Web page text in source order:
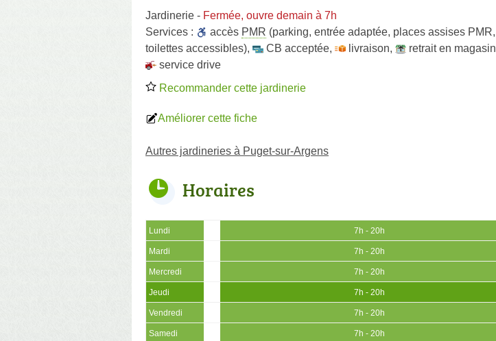
Jardinerie - Fermée, ouvre demain à 7h
Services :
accès PMR (parking, entrée adaptée, places assises PMR,
toilettes accessibles), CB acceptée, livraison, retrait en magasin
service drive
Recommander cette jardinerie
Améliorer cette fiche
Autres jardineries à Puget-sur-Argens
Horaires
Lundi 7h - 20h
Mardi 7h - 20h
Mercredi 7h - 20h
Jeudi 7h - 20h
Vendredi 7h - 20h
Samedi 7h - 20h